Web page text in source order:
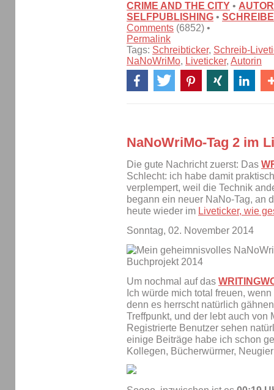
CRIME AND THE CITY •
SELFPUBLISHING •
Comments (6852) •
Permalink
Tags: Schreibticker, Schreib-
NaNoWriMo, Liveticker, Autorin
NaNoWriMo-Tag 2 im
Die gute Nachricht zuerst: Das
Schlecht: ich habe damit
verplempert, weil die Technik
begann ein neuer NaNo-Tag, an
heute wieder im Liveticker, wie
Sonntag, 02. November 2014
Um nochmal auf das
Ich würde mich total freuen,
denn es herrscht natürlich
Treffpunkt, und der lebt auch von
Registrierte Benutzer sehen
einige Beiträge habe ich schon
Kollegen, Bücherwürmer,